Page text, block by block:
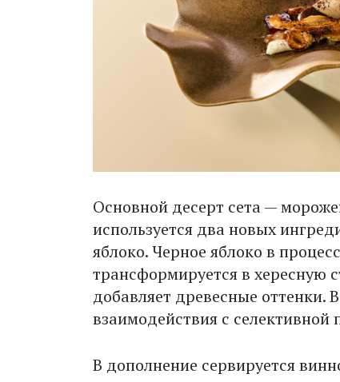
Основной десерт сета —
используется два новых
яблоко. Черное яблоко в
трансформируется в хересную
добавляет древесные оттенки.
взаимодействия с
В дополнение сервируется